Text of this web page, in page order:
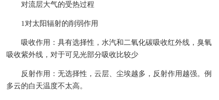
对流层大气的受热过程
1对太阳辐射的削弱作用
吸收作用：具有选择性，水汽和二氧化碳吸收红外线，臭氧
吸收紫外线，对于可见光部分吸收比较少
反射作用：无选择性，云层、尘埃越多，反射作用越强。例
多云的白天温度不太高。